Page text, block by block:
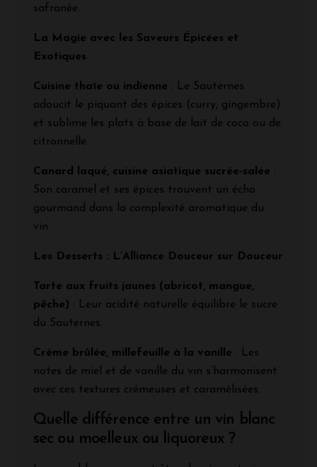
safranée.
La Magie avec les Saveurs Épicées et
Exotiques
Cuisine thaïe ou indienne : Le Sauternes
adoucit le piquant des épices (curry, gingembre)
et sublime les plats à base de lait de coco ou de
citronnelle.
Canard laqué, cuisine asiatique sucrée-salée :
Son caramel et ses épices trouvent un écho
gourmand dans la complexité aromatique du
vin.
Les Desserts : L’Alliance Douceur sur Douceur
Tarte aux fruits jaunes (abricot, mangue,
pêche) : Leur acidité naturelle équilibre le sucre
du Sauternes.
Crème brûlée, millefeuille à la vanille : Les
notes de miel et de vanille du vin s’harmonisent
avec ces textures crémeuses et caramélisées.
Quelle différence entre un vin blanc
sec ou moelleux ou liquoreux ?